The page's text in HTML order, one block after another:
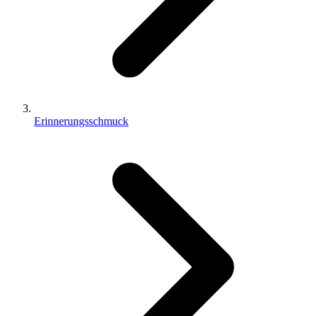
Erinnerungsschmuck